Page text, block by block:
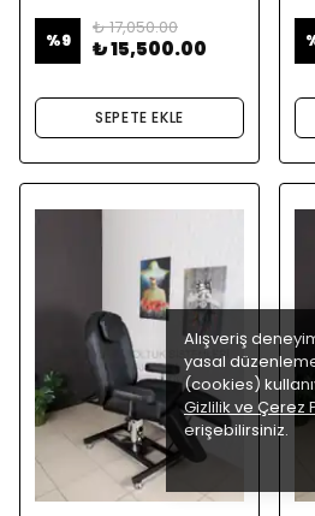
Alışveriş
yasal
(cookies)
Gizlilik ve Çerez
erişebilirsiniz.
%9
₺ 17,050.00
₺ 15,500.00
SEPETE EKLE